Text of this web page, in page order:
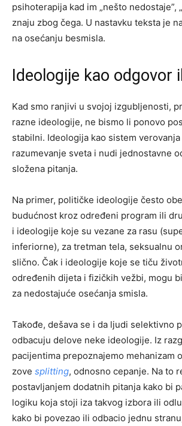
psihoterapija kad im „nešto nedostaje”,
znaju zbog čega. U nastavku teksta je
na osećanju besmisla.
Ideologije kao odgovor
Kad smo ranjivi u svojoj izgubljenosti,
razne ideologije, ne bismo li ponovo
stabilni. Ideologija kao sistem
razumevanje sveta i nudi jednostavne
složena pitanja.
Na primer, političke ideologije često
budućnost kroz određeni program ili
i ideologije koje su vezane za rasu
inferiorne), za tretman tela, seksualnu
slično. Čak i ideologije koje se tiču
određenih dijeta i fizičkih vežbi, mogu
za nedostajuće osećanja smisla.
Takođe, dešava se i da ljudi selektivno
odbacuju delove neke ideologije. Iz
pacijentima prepoznajemo mehanizam
zove splitting, odnosno cepanje. Na to
postavljanjem dodatnih pitanja kako bi
logiku koja stoji iza takvog izbora ili
kako bi povezao ili odbacio jednu